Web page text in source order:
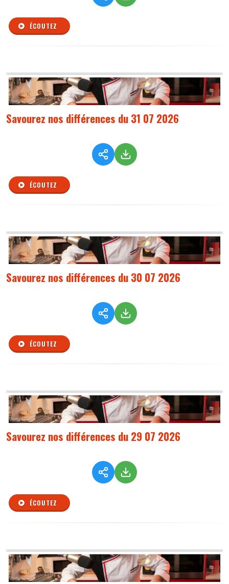
ÉCOUTEZ
Savourez nos différences du 31 07 2026
ÉCOUTEZ
Savourez nos différences du 30 07 2026
ÉCOUTEZ
Savourez nos différences du 29 07 2026
ÉCOUTEZ